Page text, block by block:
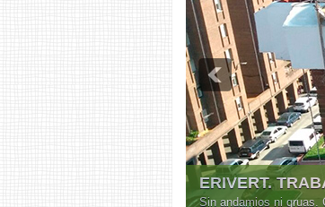
ERIVERT.
Sin andamios ni gruas.